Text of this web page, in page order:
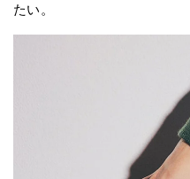
たい。